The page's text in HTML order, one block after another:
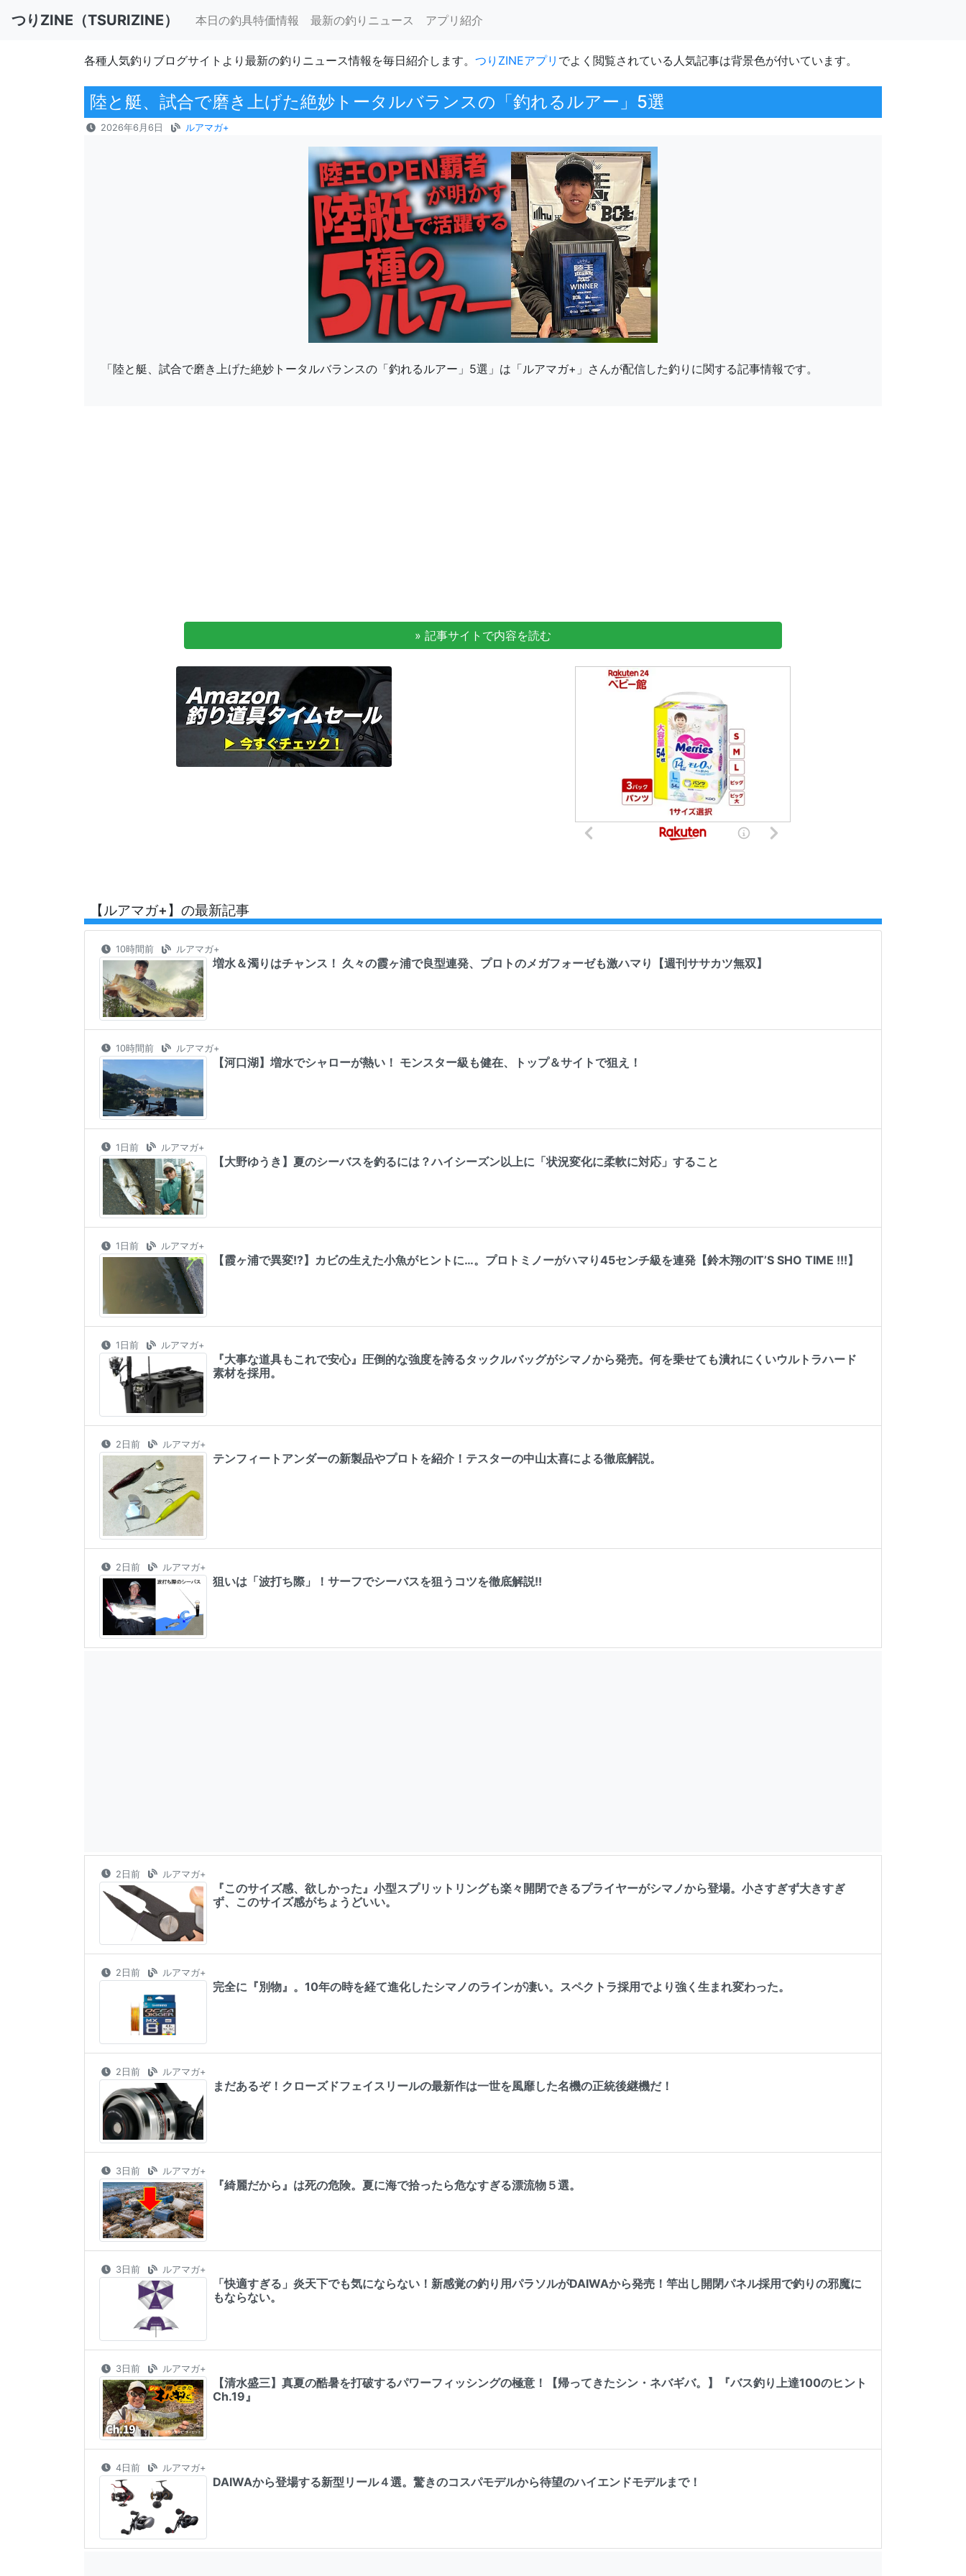
つりZINE（TSURIZINE） 本日の釣具特価情報 最新の釣りニュース アプリ紹介
各種人気釣りブログサイトより最新の釣りニュース情報を毎日紹介します。 つりZINEアプリ でよく閲覧されている人気記事は背景色が付いています。
陸と艇、試合で磨き上げた絶妙トータルバランスの「釣れるルアー」5選
2026年6月6日 ルアマガ+
「陸と艇、試合で磨き上げた絶妙トータルバランスの「釣れるルアー」5選」は「ルアマガ+」さんが配信した釣りに関する記事情報です。
» 記事サイトで内容を読む
【ルアマガ+】の最新記事
10時間前 ルアマガ+
増水＆濁りはチャンス！ 久々の霞ヶ浦で良型連発、プロトのメガフォーゼも激ハマり【週刊ササカツ無双】
10時間前 ルアマガ+
【河口湖】増水でシャローが熱い！ モンスター級も健在、トップ＆サイトで狙え！
1日前 ルアマガ+
【大野ゆうき】夏のシーバスを釣るには？ハイシーズン以上に「状況変化に柔軟に対応」すること
1日前 ルアマガ+
【霞ヶ浦で異変!?】カビの生えた小魚がヒントに…。プロトミノーがハマり45センチ級を連発【鈴木翔のIT’S SHO TIME !!!】
1日前 ルアマガ+
『大事な道具もこれで安心』圧倒的な強度を誇るタックルバッグがシマノから発売。何を乗せても潰れにくいウルトラハード
素材を採用。
2日前 ルアマガ+
テンフィートアンダーの新製品やプロトを紹介！テスターの中山太喜による徹底解説。
2日前 ルアマガ+
狙いは「波打ち際」！サーフでシーバスを狙うコツを徹底解説!!
2日前 ルアマガ+
『このサイズ感、欲しかった』小型スプリットリングも楽々開閉できるプライヤーがシマノから登場。小さすぎず大きすぎ
ず、このサイズ感がちょうどいい。
2日前 ルアマガ+
完全に『別物』。10年の時を経て進化したシマノのラインが凄い。スペクトラ採用でより強く生まれ変わった。
2日前 ルアマガ+
まだあるぞ！クローズドフェイスリールの最新作は一世を風靡した名機の正統後継機だ！
3日前 ルアマガ+
『綺麗だから』は死の危険。夏に海で拾ったら危なすぎる漂流物５選。
3日前 ルアマガ+
「快適すぎる」炎天下でも気にならない！新感覚の釣り用パラソルがDAIWAから発売！竿出し開閉パネル採用で釣りの邪魔に
もならない。
3日前 ルアマガ+
【清水盛三】真夏の酷暑を打破するパワーフィッシングの極意！【帰ってきたシン・ネバギバ。】『バス釣り上達100のヒント
Ch.19』
4日前 ルアマガ+
DAIWAから登場する新型リール４選。驚きのコスパモデルから待望のハイエンドモデルまで！